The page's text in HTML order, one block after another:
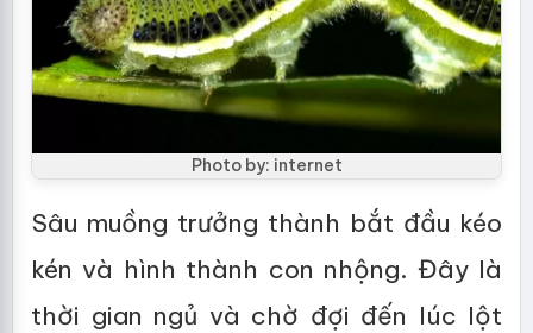
Photo by: internet
Sâu muồng trưởng thành bắt đầu kéo
kén và hình thành con nhộng. Đây là
thời gian ngủ và chờ đợi đến lúc lột